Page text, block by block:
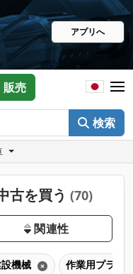
アプリへ
検索
販売
古を買う (70)
関連性
機械 作業用プラッ